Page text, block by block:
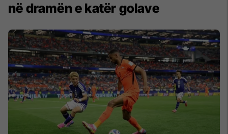
në dramën e katër golave